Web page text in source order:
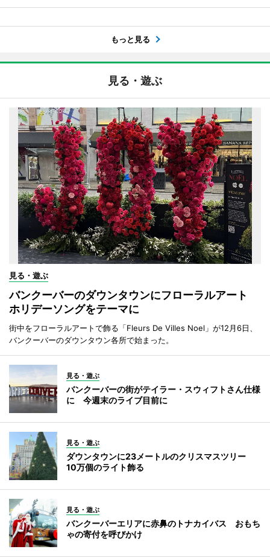
もっと見る
見る・遊ぶ
見る・遊ぶ
バンクーバーのダウンタウンにフローラルアート
ホリデーソングをテーマに
街中をフローラルアートで飾る「Fleurs De Villes Noel」が12月6日、
バンクーバーのダウンタウン各所で始まった。
見る・遊ぶ
バンクーバーの街がテイラー・スウィフトさん仕様
に 今週末のライブ目前に
見る・遊ぶ
ダウンタウンに23メートルのクリスマスツリー
10万個のライト飾る
見る・遊ぶ
バンクーバーエリアに赤鼻のトナカイバス おもち
ゃの寄付を呼びかけ